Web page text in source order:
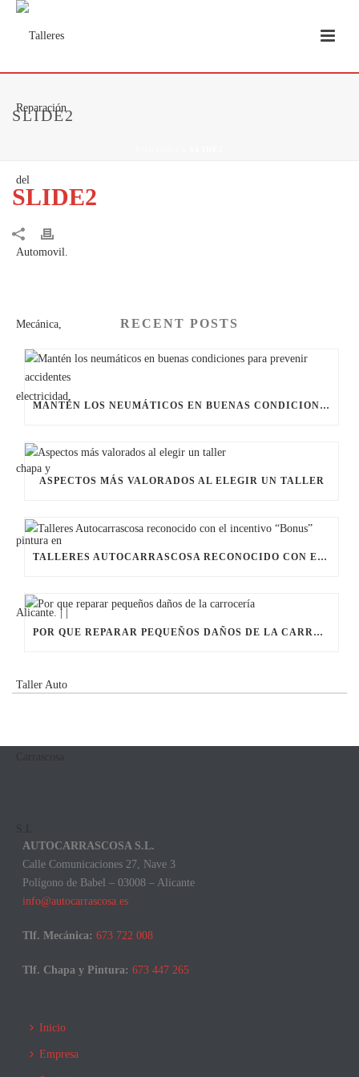
SLIDE2
SLIDE2
RECENT POSTS
MANTÉN LOS NEUMÁTICOS EN BUENAS CONDICIONES PARA PREVENIR ACCIDENTES
ASPECTOS MÁS VALORADOS AL ELEGIR UN TALLER
TALLERES AUTOCARRASCOSA RECONOCIDO CON EL INCENTIVO “BONUS”
POR QUE REPARAR PEQUEÑOS DAÑOS DE LA CARROCERÍ­A
AUTOCARRASCOSA S.L.
Calle Comunicaciones 27, Nave 3
Polígono de Babel – 03008 – Alicante
info@autocarrascosa.es
Tlf. Mecánica: 673 722 008
Tlf. Chapa y Pintura: 673 447 265
Inicio
Empresa